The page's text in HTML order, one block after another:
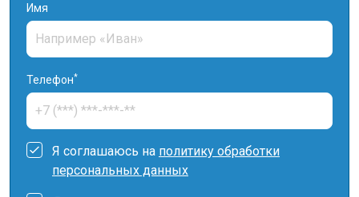
Имя
Телефон*
Я соглашаюсь на политику обработки
персональных данных